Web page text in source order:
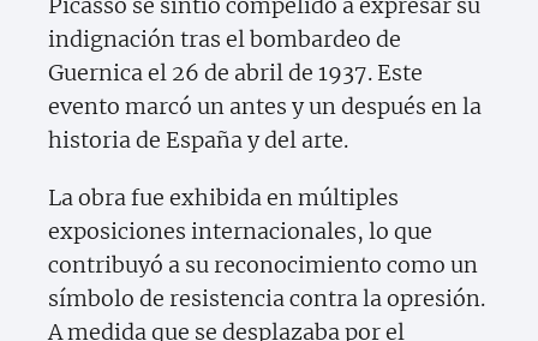
indignación tras el bombardeo de
Guernica el 26 de abril de 1937. Este
evento marcó un antes y un después en la
historia de España y del arte.
La obra fue exhibida en múltiples
exposiciones internacionales, lo que
contribuyó a su reconocimiento como un
símbolo de resistencia contra la opresión.
A medida que se desplazaba por el